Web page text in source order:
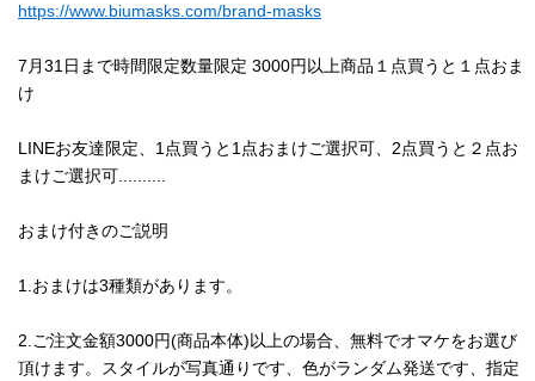
https://www.biumasks.com/brand-masks
7月31日まで時間限定数量限定 3000円以上商品１点買うと１点おま
け
LINEお友達限定、1点買うと1点おまけご選択可、2点買うと２点お
まけご選択可..........
おまけ付きのご説明
1.おまけは3種類があります。
2.ご注文金額3000円(商品本体)以上の場合、無料でオマケをお選び
頂けます。スタイルが写真通りです、色がランダム発送です、指定